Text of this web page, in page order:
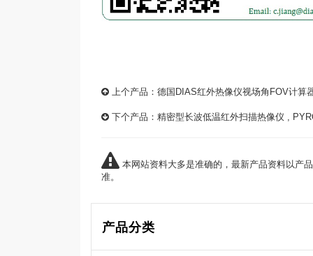
上个产品： 德国DIAS红外热像仪视场角FOV计算
下个产品： 精密型长波低温红外扫描热像仪 ,
本网站资料大多是准确的，最新产品资料以产
准。
产品分类